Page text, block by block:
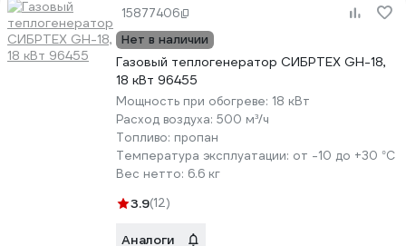
15877406
Нет в наличии
Газовый теплогенератор СИБРТЕХ GH-18,
18 кВт 96455
Мощность при обогреве: 18 кВт
Расход воздуха: 500 м³/ч
Топливо: пропан
Температура эксплуатации: от -10 до +30 °С
Вес нетто: 6.6 кг
3.9(12)
Аналоги